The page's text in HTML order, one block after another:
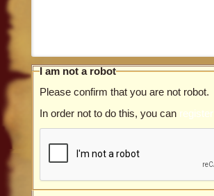
I am not a robot
Please confirm that you are not robot.
In order not to do this, you can register